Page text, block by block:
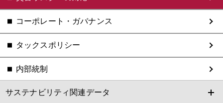
コーポレート・ガバナンス
タックスポリシー
内部統制
サステナビリティ関連データ